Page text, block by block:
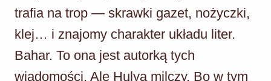
trafia na trop — skrawki gazet, nożyczki,
klej… i znajomy charakter układu liter.
Bahar. To ona jest autorką tych
wiadomości. Ale Hulya milczy. Bo w tym